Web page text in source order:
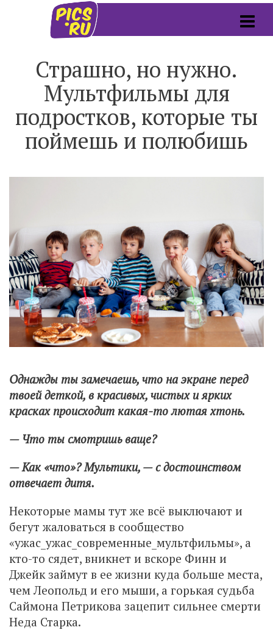
Страшно, но нужно.
Мультфильмы для
подростков, которые ты
поймешь и полюбишь
Однажды ты замечаешь, что на экране перед
твоей деткой, в красивых, чистых и ярких
красках происходит какая-то лютая хтонь.
— Что ты смотришь ваще?
— Как «что»? Мультики, — с достоинством
отвечает дитя.
Некоторые мамы тут же всё выключают и
бегут жаловаться в сообщество
«ужас_ужас_современные_мультфильмы», а
кто-то сядет, вникнет и вскоре Финн и
Джейк займут в ее жизни куда больше места,
чем Леопольд и его мыши, а горькая судьба
Саймона Петрикова зацепит сильнее смерти
Неда Старка.